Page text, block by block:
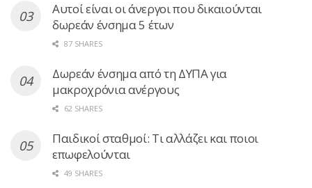
Αυτοί είναι οι άνεργοι που δικαιούνται
δωρεάν ένσημα 5 έτων
87 SHARES
Δωρεάν ένσημα από τη ΔΥΠΑ για
μακροχρόνια ανέργους
62 SHARES
Παιδικοί σταθμοί: Τι αλλάζει και ποιοι
επωφελούνται
49 SHARES